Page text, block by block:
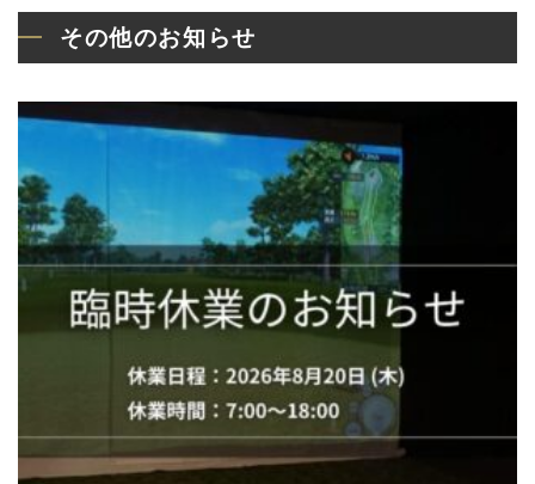
その他のお知らせ